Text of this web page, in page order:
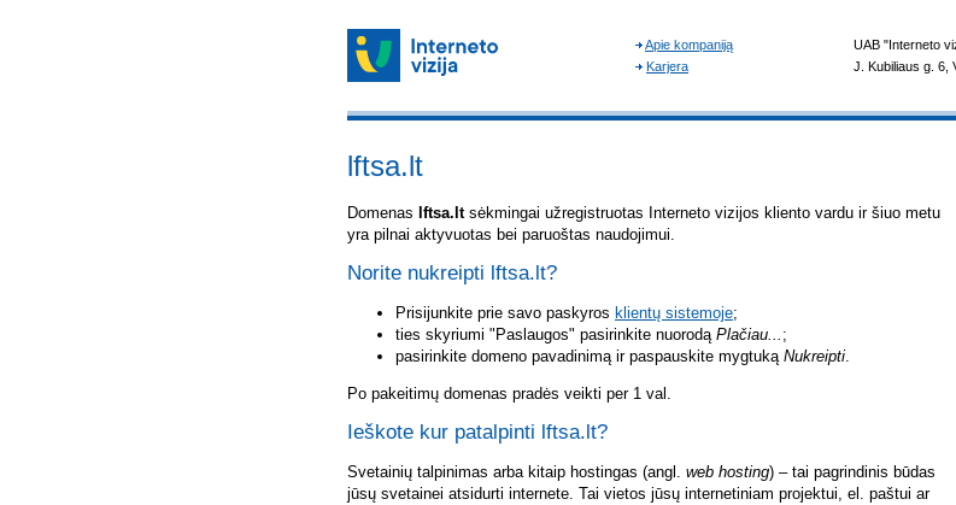
lftsa.lt
Domenas lftsa.ltsėkmingai užregistruotas Interneto vizijos kliento vardu ir šiuo metu
yra pilnai aktyvuotas bei paruoštas naudojimui.
Norite nukreipti lftsa.lt?
Prisijunkite prie savo paskyros klientų sistemoje;
ties skyriumi "Paslaugos" pasirinkite nuorodą Plačiau... ;
pasirinkite domeno pavadinimą ir paspauskite mygtuką Nukreipti.
Po pakeitimų domenas pradės veikti per 1 val.
Ieškote kur patalpinti lftsa.lt?
Svetainių talpinimas arba kitaip hostingas (angl. web hosting) – tai pagrindinis būdas
jūsų svetainei atsidurti internete. Tai vietos jūsų internetiniam projektui, el. paštui ar